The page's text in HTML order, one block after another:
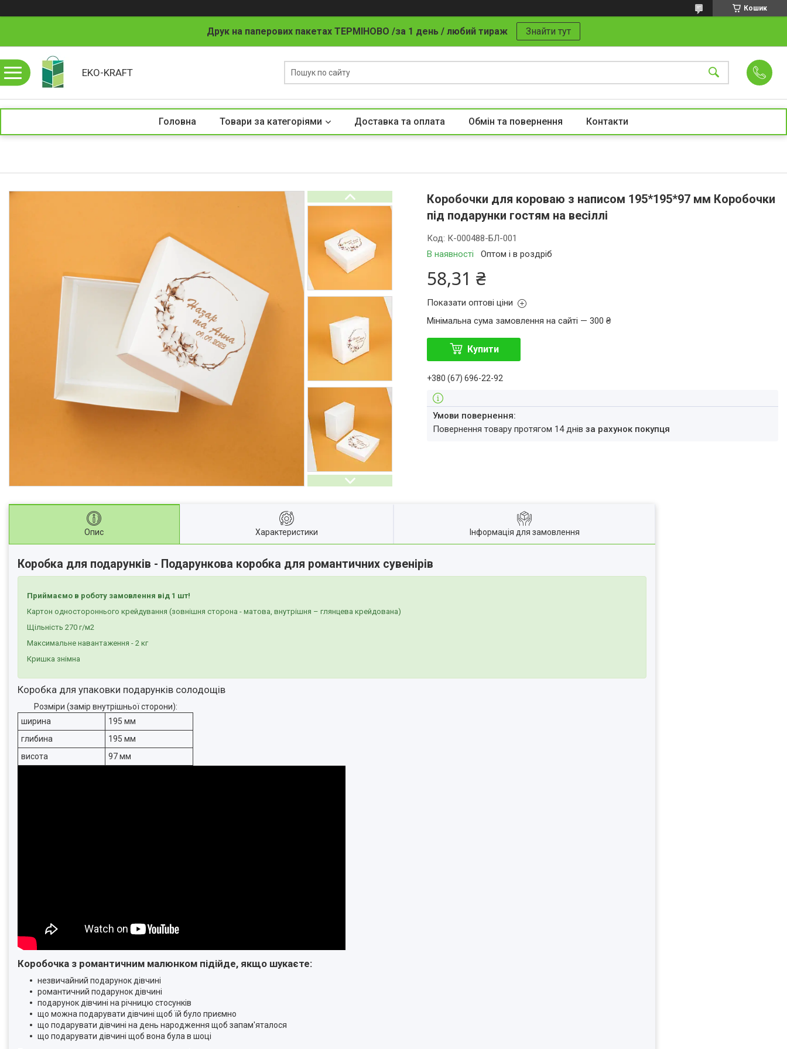
Кошик
Друк на паперових пакетах ТЕРМІНОВО /за 1 день / любий тираж Знайти тут
EKO-KRAFT
Головна Товари за категоріями Доставка та оплата Обмін та повернення Контакти
Коробочки для короваю з написом 195*195*97 мм Коробочки
під подарунки гостям на весіллі
В наявності Оптом і в роздріб
Код: К-000488-БЛ-001
58,31 ₴
Показати оптові ціни
Мінімальна сума замовлення на сайті — 300 ₴
Купити
+380 (67) 696-22-92
повернення товару протягом 14 днівза рахунок покупця
Опис Характеристики Інформація для замовлення
Коробка для подарунків - Подарункова коробка для романтичних сувенірів
Приймаємо в роботу замовлення від 1 шт!
Картон одностороннього крейдування (зовнішня сторона - матова, внутрішня – глянцева крейдована)
Щільність 270 г/м2
Максимальне навантаження - 2 кг
Кришка знімна
Коробка для упаковки подарунків солодощів
Розміри (замір внутрішньої сторони):
ширина
195 мм
глибина
195 мм
висота
97 мм
Коробочка з романтичним малюнком підійде, якщо шукаєте:
незвичайний подарунок дівчині
романтичний подарунок дівчині
подарунок дівчині на річницю стосунків
що можна подарувати дівчині щоб їй було приємно
що подарувати дівчині на день народження щоб запам'яталося
що подарувати дівчині щоб вона була в шоці